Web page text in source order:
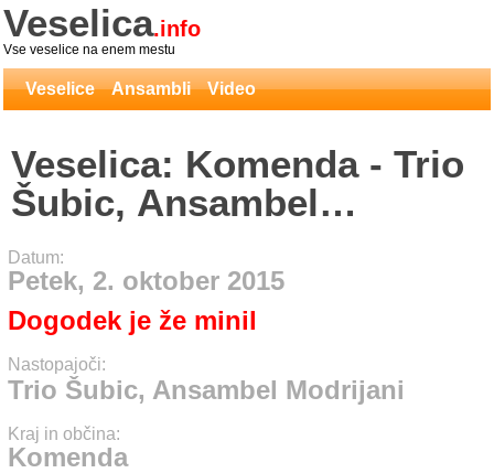
Veselica.info
Vse veselice na enem mestu
Veselice Ansambli Video
Veselica: Komenda - Trio
Šubic, Ansambel
Modrijani
Datum:
Petek, 2. oktober 2015
Dogodek je že minil
Nastopajoči:
Trio Šubic, Ansambel Modrijani
Kraj in občina:
Komenda